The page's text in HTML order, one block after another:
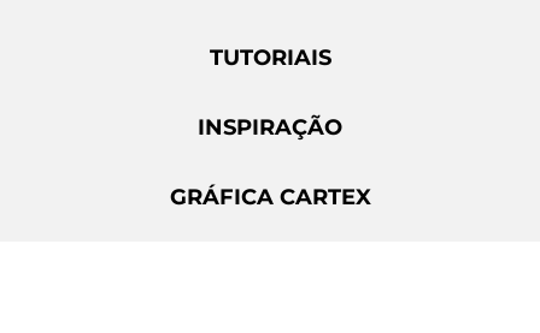
TUTORIAIS
INSPIRAÇÃO
GRÁFICA CARTEX